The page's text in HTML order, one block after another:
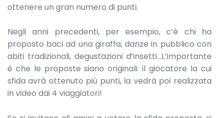
ottenere un gran numero di punti.
Negli anni precedenti, per esempio, c’è chi ha
proposto baci ad una giraffa, danze in pubblico con
abiti tradizionali, degustazioni d’insetti…L’importante
è che le proposte siano originali: il giocatore la cui
sfida avrà ottenuto più punti, la vedrà poi realizzata
in video dai 4 viaggiatori!